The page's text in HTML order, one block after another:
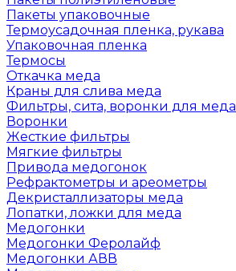
Пакеты упаковочные
Термоусадочная пленка, рукава
Упаковочная пленка
Термосы
Откачка меда
Краны для слива меда
Фильтры, сита, воронки для меда
Воронки
Жесткие фильтры
Мягкие фильтры
Привода медогонок
Рефрактометры и ареометры
Декристаллизаторы меда
Лопатки, ложки для меда
Медогонки
Медогонки Феролайф
Медогонки АВВ